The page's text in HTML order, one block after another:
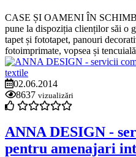
CASE ȘI OAMENI ÎN
pune la dispoziția clienților săi o
tapet și fototapet, panouri
fotoimprimate, vopsea și
02.06.2014
8637 vizualizări
ANNA DESIGN -
pentru amenajari